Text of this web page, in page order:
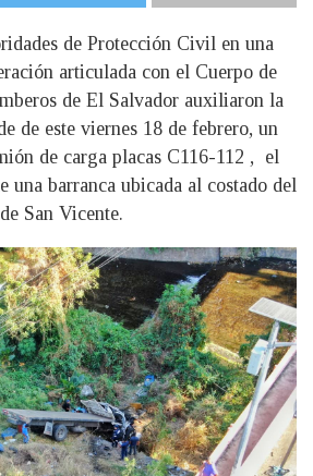
de Protección Civil en una
articulada con el Cuerpo de
de El Salvador auxiliaron la
de este viernes 18 de febrero, un
de carga placas C116-112 , el
una barranca ubicada al costado del
San Vicente.